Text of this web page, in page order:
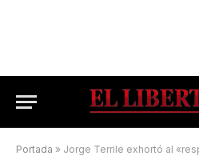
Portada » Jorge Terrile exhortó al «respeto